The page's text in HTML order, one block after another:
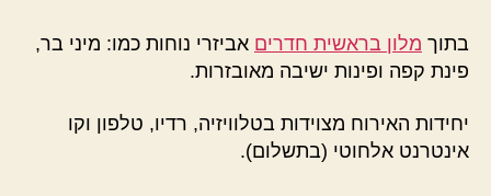
בתוך מלון בראשית חדרים אביזרי נוחות כמו: מיני בר,
פינת קפה ופינות ישיבה מאובזרות.
יחידות האירוח מצוידות בטלוויזיה, רדיו, טלפון וקו
אינטרנט אלחוטי (בתשלום).